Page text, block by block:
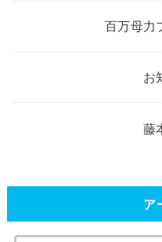
百万母力
お
藤
ア